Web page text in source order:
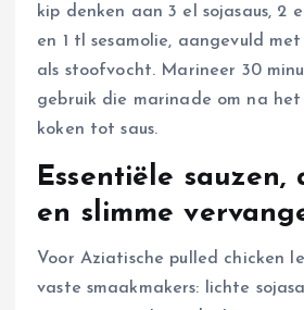
kip denken aan 3 el sojasaus, 2
en 1 tl sesamolie, aangevuld
als stoofvocht. Marineer 30
gebruik die marinade om na
koken tot saus.
Essentiële sauzen,
en slimme
Voor Aziatische pulled chicken
vaste smaakmakers: lichte